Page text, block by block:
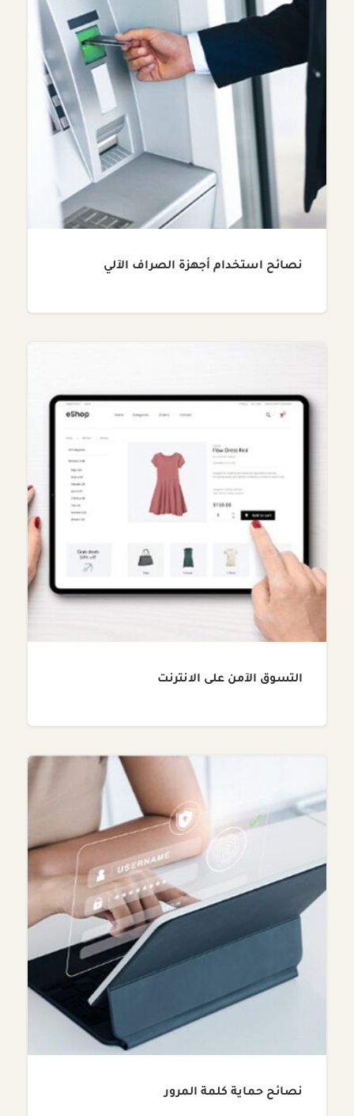
نصائح استخدام أجهزة الصراف الآلي
التسوق الآمن على الانترنت
نصائح حماية كلمة المرور